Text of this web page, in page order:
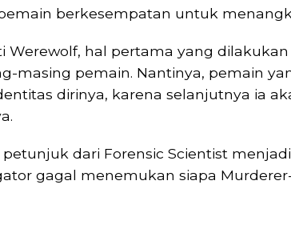
berkesempatan untuk
Werewolf, hal pertama yang
masing pemain. Nantinya, pemain
dirinya, karena selanjutnya ia
petunjuk dari Forensic Scientist
gagal menemukan siapa